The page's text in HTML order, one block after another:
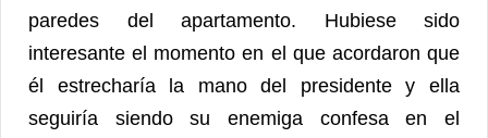
paredes del apartamento. Hubiese sido
interesante el momento en el que acordaron que
él estrecharía la mano del presidente y ella
seguiría siendo su enemiga confesa en el